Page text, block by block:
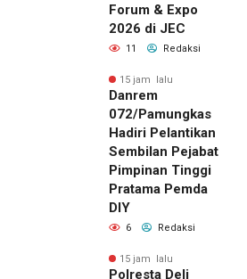
Forum & Expo
2026 di JEC
11 Redaksi
15 jam lalu
Danrem
072/Pamungkas
Hadiri Pelantikan
Sembilan Pejabat
Pimpinan Tinggi
Pratama Pemda
DIY
6 Redaksi
15 jam lalu
Polresta Deli